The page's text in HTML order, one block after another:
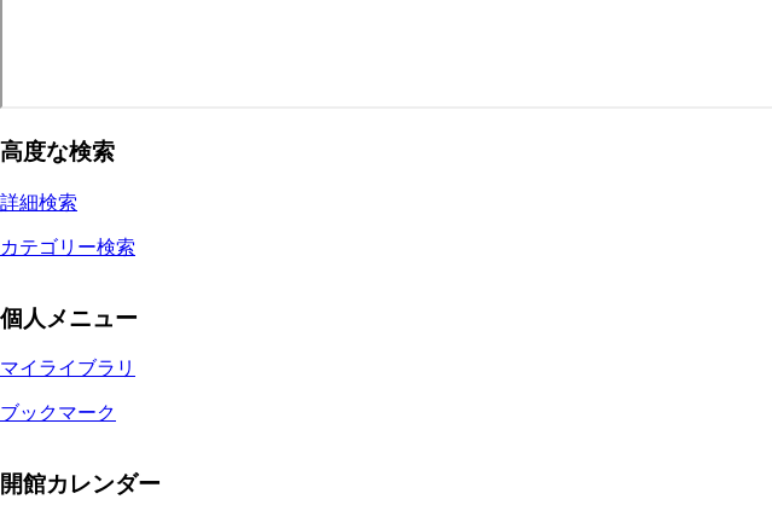
高度な検索
詳細検索
カテゴリー検索
個人メニュー
マイライブラリ
ブックマーク
開館カレンダー